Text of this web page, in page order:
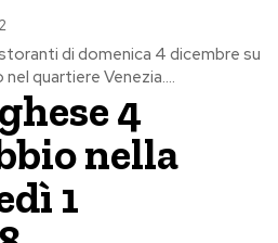
di domenica 4 dicembre su
quartiere Venezia....
4
nella
1